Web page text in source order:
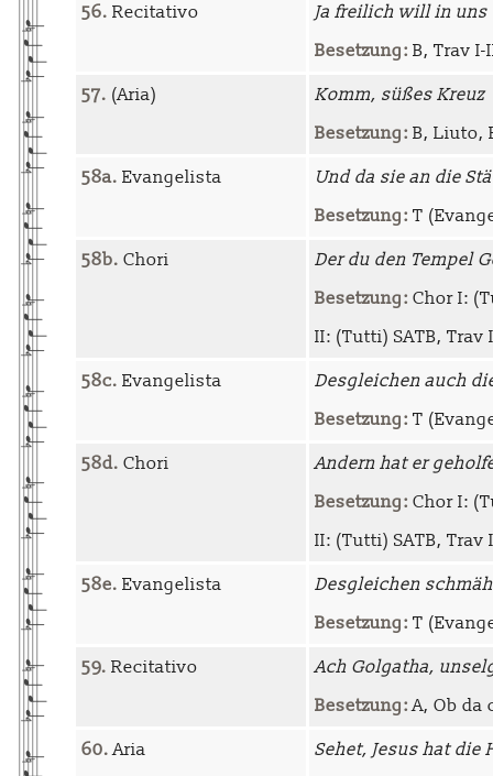
56. Recitativo
Ja freilich will in
Besetzung: B, Trav I-
57. (Aria)
Komm, süßes Kreuz
Besetzung: B, Liuto,
58a. Evangelista
Und da sie an die
Besetzung: T
58b. Chori
Der du den Tempel
Besetzung: Chor I:
II: (Tutti) SATB, Trav
58c. Evangelista
Desgleichen auch
Besetzung: T
58d. Chori
Andern hat er
Besetzung: Chor I:
II: (Tutti) SATB, Trav
58e. Evangelista
Desgleichen
Besetzung: T
59. Recitativo
Ach Golgatha,
Besetzung:A, Ob da
60.Aria
Sehet, Jesus hat die